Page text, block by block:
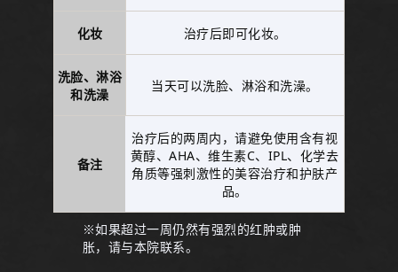
化妆 治疗后即可化妆。
洗脸、淋浴
和洗澡
当天可以洗脸、淋浴和洗澡。
备注
治疗后的两周内，请避免使用含有视
黄醇、AHA、维生素C、IPL、化学去
角质等强刺激性的美容治疗和护肤产
品。
※如果超过一周仍然有强烈的红肿或肿
胀，请与本院联系。